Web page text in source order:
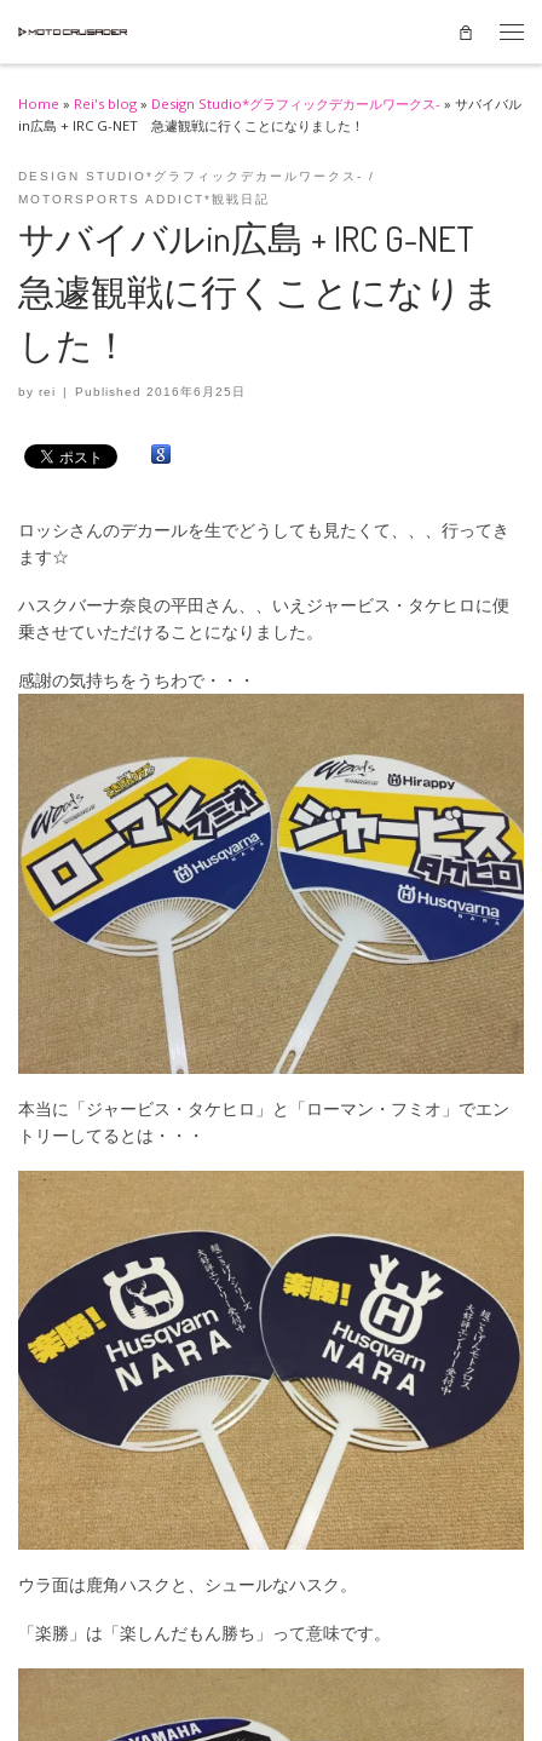
Skip to content
Home » Rei's blog » Design Studio*グラフィックデカールワークス- » サバイバル
in広島 + IRC G-NET 急遽観戦に行くことになりました！
DESIGN STUDIO*グラフィックデカールワークス-
MOTORSPORTS ADDICT*観戦日記
サバイバルin広島 + IRC G-NET
急遽観戦に行くことになりま
した！
by rei | Published2016年6月25日
ロッシさんのデカールを生でどうしても見たくて、、、行ってき
ます☆
ハスクバーナ奈良の平田さん、、いえジャービス・タケヒロに便
乗させていただけることになりました。
感謝の気持ちをうちわで・・・
本当に「ジャービス・タケヒロ」と「ローマン・フミオ」でエン
トリーしてるとは・・・
ウラ面は鹿角ハスクと、シュールなハスク。
「楽勝」は「楽しんだもん勝ち」って意味です。